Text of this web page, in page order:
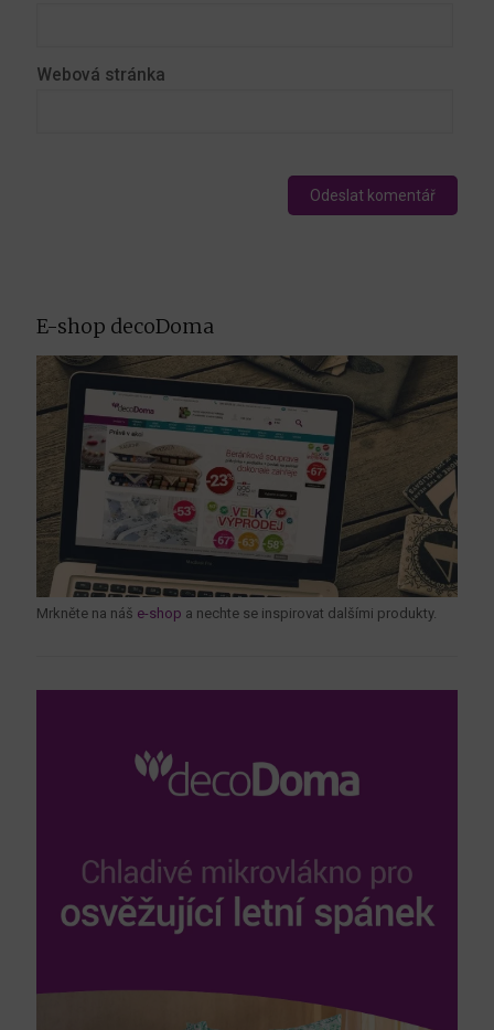
Webová stránka
E-shop decoDoma
Mrkněte na náš e-shop a nechte se inspirovat dalšími produkty.